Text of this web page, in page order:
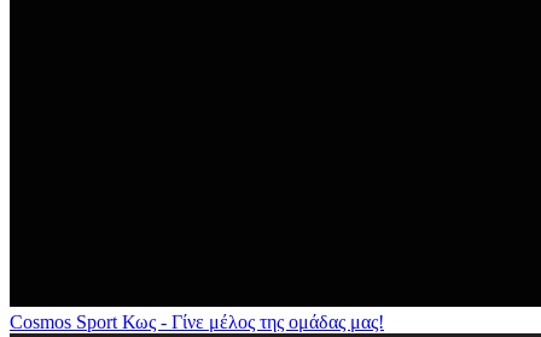
Cosmos Sport Κως - Γίνε μέλος της ομάδας μας!